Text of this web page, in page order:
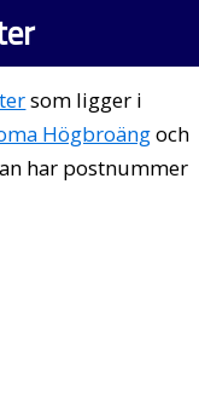
som ligger i
Högbroängoch
har postnummer